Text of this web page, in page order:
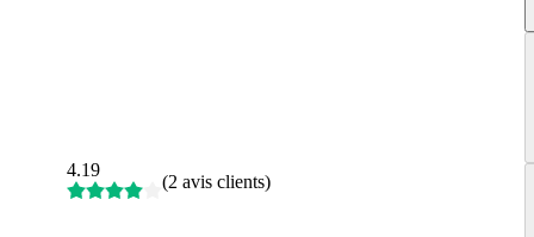
4.19
(2 avis clients)